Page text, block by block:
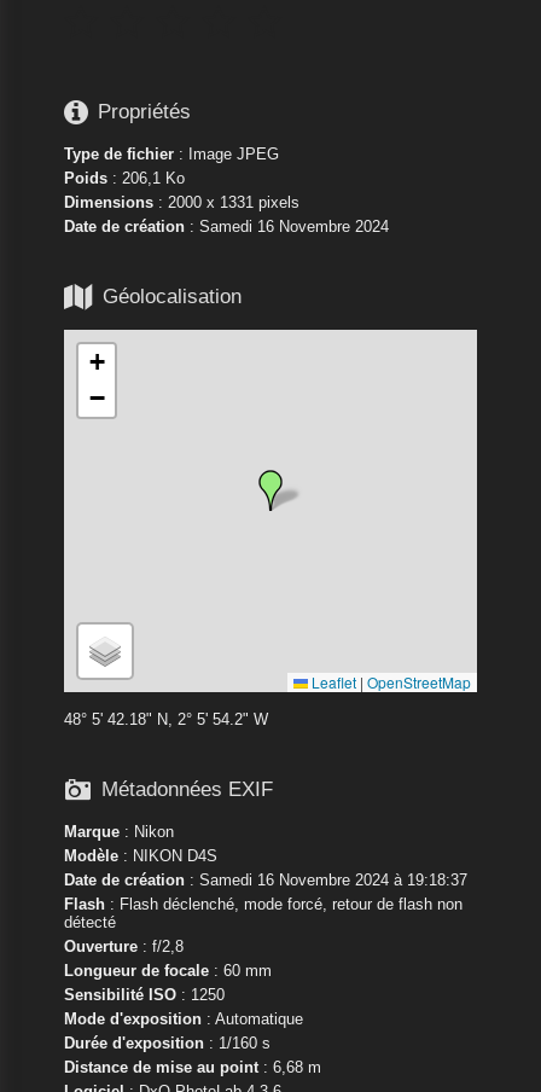
 Propriétés
Type de fichier: Image JPEG
Poids: 206,1 Ko
Dimensions: 2000 x 1331 pixels
Date de création: Samedi 16 Novembre 2024
 Géolocalisation
+
−
Leaflet | OpenStreetMap
48° 5' 42.18" N, 2° 5' 54.2" W
 Métadonnées EXIF
Marque: Nikon
Modèle: NIKON D4S
Date de création: Samedi 16 Novembre 2024 à 19:18:37
Flash: Flash déclenché, mode forcé, retour de flash non
détecté
Ouverture: f/2,8
Longueur de focale: 60 mm
Sensibilité ISO: 1250
Mode d'exposition: Automatique
Durée d'exposition: 1/160 s
Distance de mise au point: 6,68 m